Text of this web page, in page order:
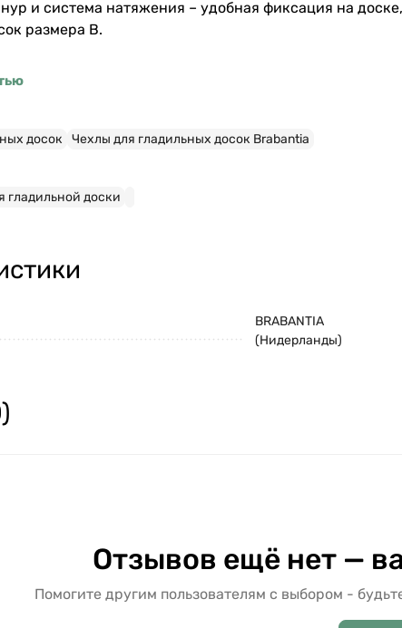
и система натяжения – удобная фиксация на
размера В.
досок
Чехлы для гладильных досок Brabantia
гладильной доски
BRABANTIA
(Нидерланды)
Отзывов ещё нет —
Помогите другим пользователям с выбором -